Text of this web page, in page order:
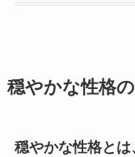
穏やかな性格
穏やかな性格と